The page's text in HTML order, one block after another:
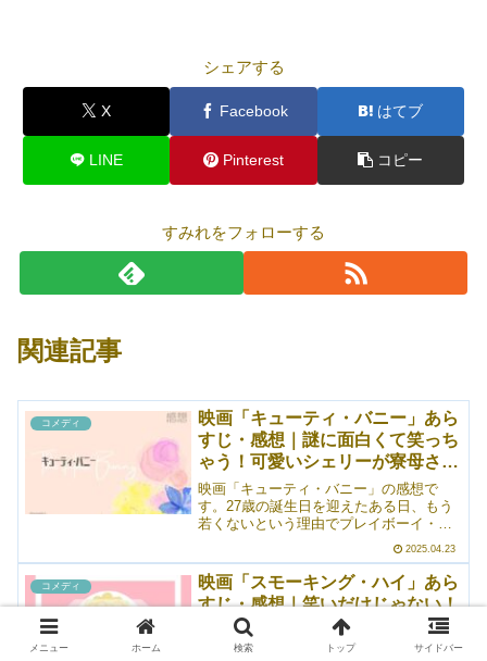
シェアする
X Facebook はてブ
LINE Pinterest コピー
すみれをフォローする
関連記事
コメディ
映画「キューティ・バニー」あら
すじ・感想｜謎に面白くて笑っち
ゃう！可愛いシェリーが寮母さん
に
映画「キューティ・バニー」の感想で
す。27歳の誕生日を迎えたある日、もう
若くないという理由でプレイボーイ・マ
シェリー。ほとんど身ひとつで出て行く
こととなったシェリーの次の仕事は、潰
れかけのゼータ寮の寮母だったというお
話。シェリーはやることなすことちょっ
ぴりお馬鹿さんなんだけど、常に前向き
なところには憧れます。めちゃくちゃ面
2025.04.23
コメディ
映画「スモーキング・ハイ」あら
すじ・感想｜笑いだけじゃない！
アクションも意外としっかりして
映画「スモーキング・ハイ」の感想で
メニュー ホーム 検索 トップ サイドバー